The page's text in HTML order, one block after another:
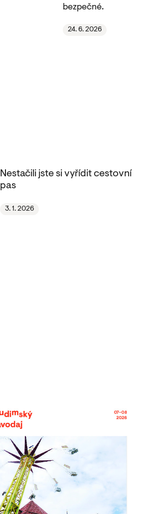
bezpečné.
24. 6. 2026
Nestačili jste si vyřídit cestovní
pas
3. 1. 2026